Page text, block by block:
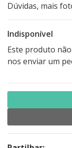
Dúvidas, mais
Indisponível
Este produto
nos enviar um